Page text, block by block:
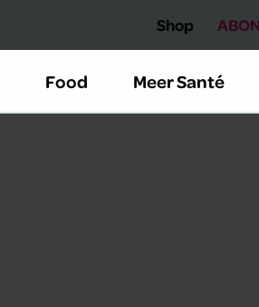
Shop
Food Meer Santé